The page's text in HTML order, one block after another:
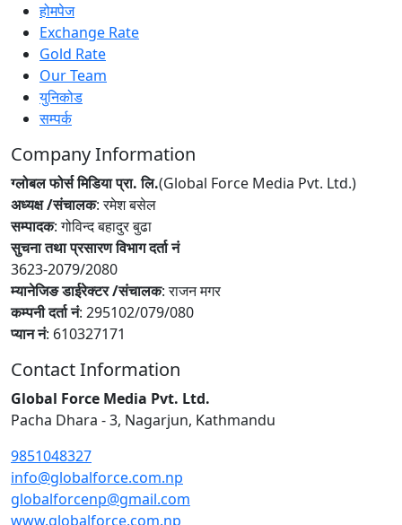
होमपेज
Exchange Rate
Gold Rate
Our Team
युनिकोड
सम्पर्क
Company Information
ग्लोबल फोर्स मिडिया प्रा. लि.(Global Force Media Pvt. Ltd.)
अध्यक्ष /संचालक: रमेश बसेल
सम्पादक: गोविन्द बहादुर बुढा
सुचना तथा प्रसारण विभाग दर्ता नं
3623-2079/2080
म्यानेजिङ डाईरेक्टर /संचालक: राजन मगर
कम्पनी दर्ता नं: 295102/079/080
प्यान नं: 610327171
Contact Information
Global Force Media Pvt. Ltd.
Pacha Dhara - 3, Nagarjun, Kathmandu
9851048327
info@globalforce.com.np
globalforcenp@gmail.com
www.globalforce.com.np